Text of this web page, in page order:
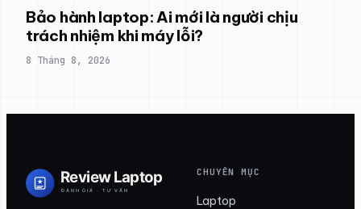
Bảo hành laptop: Ai mới là người chịu
trách nhiệm khi máy lỗi?
8 Tháng 8, 2026
CHUYÊN MỤC
Laptop